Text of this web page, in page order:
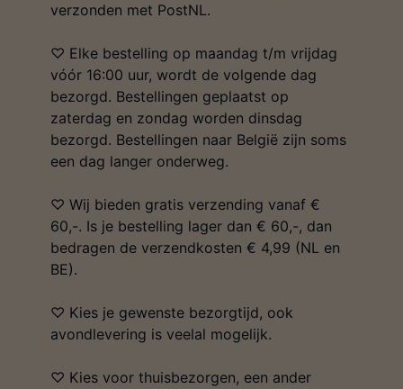
verzonden met PostNL.
♡ Elke bestelling op maandag t/m vrijdag
vóór 16:00 uur, wordt de volgende dag
bezorgd. Bestellingen geplaatst op
zaterdag en zondag worden dinsdag
bezorgd. Bestellingen naar België zijn soms
een dag langer onderweg.
♡ Wij bieden gratis verzending vanaf €
60,-. Is je bestelling lager dan € 60,-, dan
bedragen de verzendkosten € 4,99 (NL en
BE).
♡ Kies je gewenste bezorgtijd, ook
avondlevering is veelal mogelijk.
♡ Kies voor thuisbezorgen, een ander